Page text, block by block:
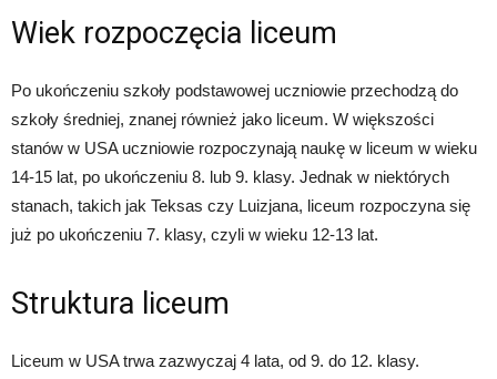
Wiek rozpoczęcia liceum
Po ukończeniu szkoły podstawowej uczniowie przechodzą do
szkoły średniej, znanej również jako liceum. W większości
stanów w USA uczniowie rozpoczynają naukę w liceum w wieku
14-15 lat, po ukończeniu 8. lub 9. klasy. Jednak w niektórych
stanach, takich jak Teksas czy Luizjana, liceum rozpoczyna się
już po ukończeniu 7. klasy, czyli w wieku 12-13 lat.
Struktura liceum
Liceum w USA trwa zazwyczaj 4 lata, od 9. do 12. klasy.